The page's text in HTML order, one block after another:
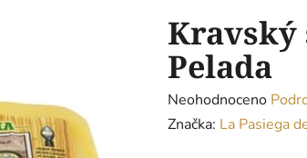
Kravský
Pelada
Průměrné
hodnocení
Neohodnoceno
Značka: La Pasiega